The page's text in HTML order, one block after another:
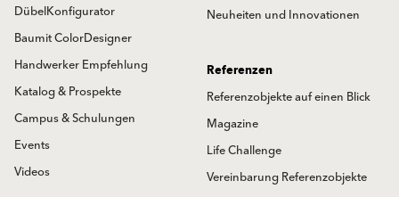
DübelKonfigurator
Baumit ColorDesigner
Handwerker Empfehlung
Katalog & Prospekte
Campus & Schulungen
Events
Videos
Neuheiten und Innovationen
Referenzen
Referenzobjekte auf einen Blick
Magazine
Life Challenge
Vereinbarung Referenzobjekte